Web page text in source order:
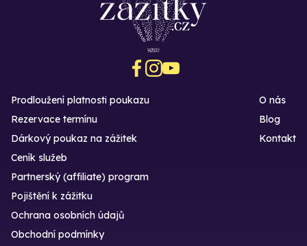
Prodloužení platnosti poukazu
Rezervace termínu
Dárkový poukaz na zážitek
O nás
Blog
Kontakt
Ceník služeb
Partnerský (affiliate) program
Pojištění k zážitku
Ochrana osobních údajů
Obchodní podmínky